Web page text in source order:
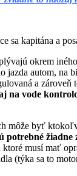
sa kapitána a
okrem
jazda autom, na
a zároveň
na vode
môže byť
potrebné žiadne
musí mať
(týka sa to